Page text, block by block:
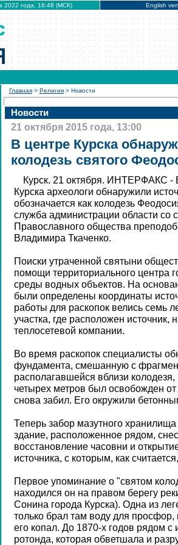
2022 года, 16:48 (МСК) English
Главная > Религия > Новости
Новости
21 октября 2015 года, 13:00
В центре Курска
колодезь святого
Курск. 21 октября. ИНТЕРФАКС -
Курска археологи обнаружили
обозначается как колодезь
служба администрации области со
Православного общества
Владимира Ткаченко.
Поиски утраченной святыни
помощи территориального центра
среды водных объектов. На
были определены координаты
работы для раскопок велись семь
участка, где расположен
теплосетевой компании.
Во время раскопок специалисты
фундамента, смешанную с
располагавшейся вблизи
четырех метров был освобожден
снова забил. Его окружили
Теперь забор мазутного
здание, расположенное рядом,
восстановление часовни и
источника, с которым, как
Первое упоминание о "святом
находился он на правом берегу
Сонина города Курска). Одна из
только брал там воду для
его копал. До 1870-х годов рядом с
ротонда, которая обветшала и